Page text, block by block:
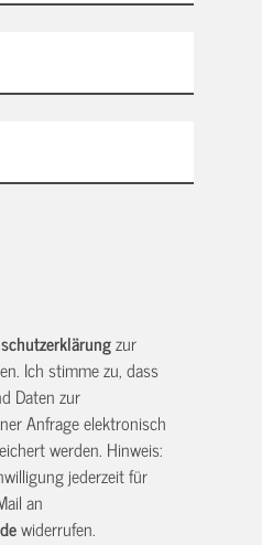
zur
Ich stimme zu, dass
Daten zur
Anfrage elektronisch
werden. Hinweis:
jederzeit für
an
widerrufen.